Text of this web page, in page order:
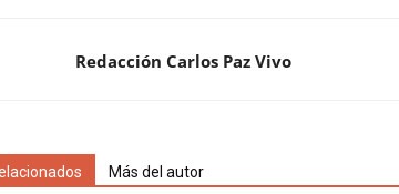
Redacción Carlos Paz Vivo
Más del autor